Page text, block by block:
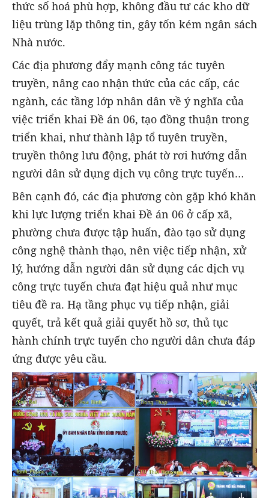
thức số hoá phù hợp, không đầu tư các kho dữ
liệu trùng lặp thông tin, gây tốn kém ngân sách
Nhà nước.
Các địa phương đẩy mạnh công tác tuyên
truyền, nâng cao nhận thức của các cấp, các
ngành, các tầng lớp nhân dân về ý nghĩa của
việc triển khai Đề án 06, tạo đồng thuận trong
triển khai, như thành lập tổ tuyên truyền,
truyền thông lưu động, phát tờ rơi hướng dẫn
người dân sử dụng dịch vụ công trực tuyến…
Bên cạnh đó, các địa phương còn gặp khó khăn
khi lực lượng triển khai Đề án 06 ở cấp xã,
phường chưa được tập huấn, đào tạo sử dụng
công nghệ thành thạo, nên việc tiếp nhận, xử
lý, hướng dẫn người dân sử dụng các dịch vụ
công trực tuyến chưa đạt hiệu quả như mục
tiêu đề ra. Hạ tầng phục vụ tiếp nhận, giải
quyết, trả kết quả giải quyết hồ sơ, thủ tục
hành chính trực tuyến cho người dân chưa đáp
ứng được yêu cầu.